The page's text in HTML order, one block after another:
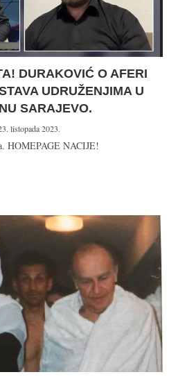
DURAKOVIĆ O AFERI
UDRUŽENJIMA U
SARAJEVO.
listopada 2023.
HOMEPAGE NACIJE!